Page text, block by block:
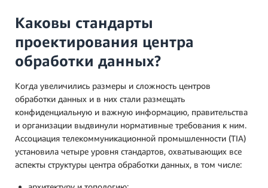
Каковы стандарты
проектирования центра
обработки данных?
Когда увеличились размеры и сложность центров
обработки данных и в них стали размещать
конфиденциальную и важную информацию, правительства
и организации выдвинули нормативные требования к ним.
Ассоциация телекоммуникационной промышленности (TIA)
установила четыре уровня стандартов, охватывающих все
аспекты структуры центра обработки данных, в том числе: